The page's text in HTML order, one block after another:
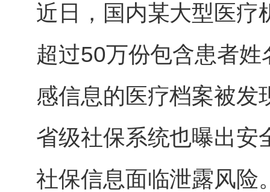
近日，国内某大型医疗
超过50万份包含患者
感信息的医疗档案被发
省级社保系统也曝出安
社保信息面临泄露风险